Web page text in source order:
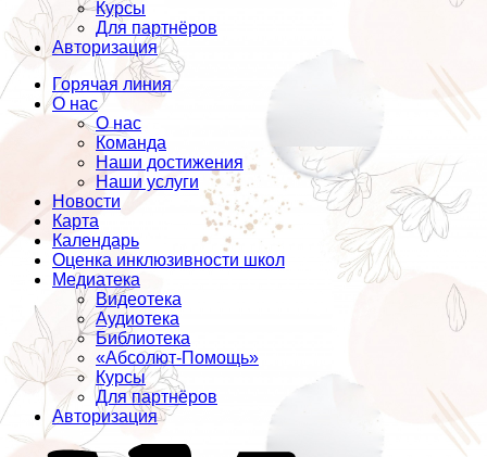
Курсы
Для партнёров
Авторизация
Горячая линия
О нас
О нас
Команда
Наши достижения
Наши услуги
Новости
Карта
Календарь
Оценка инклюзивности школ
Медиатека
Видеотека
Аудиотека
Библиотека
«Абсолют-Помощь»
Курсы
Для партнёров
Авторизация